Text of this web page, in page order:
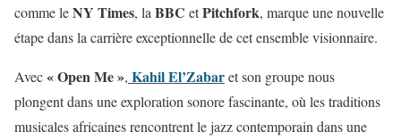
comme leNY Times, la BBC etPitchfork, marque une nouvelle
étape dans la carrière exceptionnelle de cet ensemble visionnaire.
Avec« Open Me », Kahil El’Zabaret son groupe nous
plongent dans une exploration sonore fascinante, où les traditions
musicales africaines rencontrent le jazz contemporain dans une